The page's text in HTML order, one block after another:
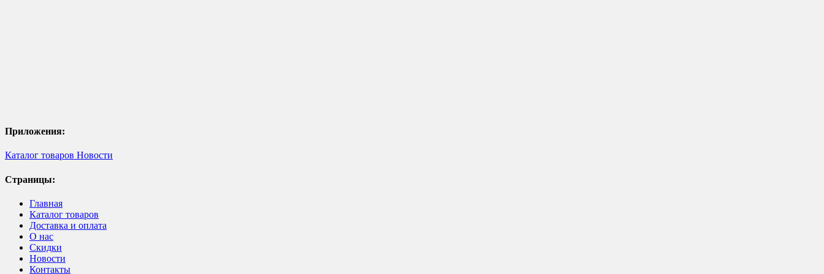
Приложения:
Каталог товаров Новости
Страницы:
Главная
Каталог товаров
Доставка и оплата
О нас
Скидки
Новости
Контакты